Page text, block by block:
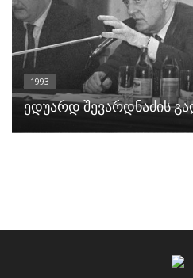
1993
ედუარდ შევარდნაძის